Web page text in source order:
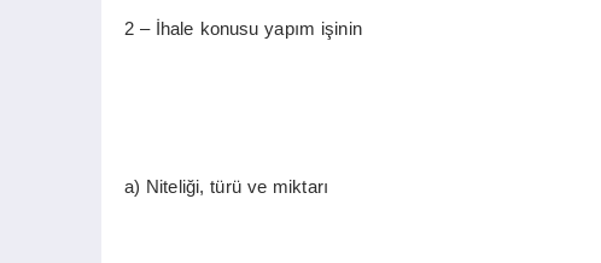
2 – İhale konusu yapım işinin
a) Niteliği, türü ve miktarı